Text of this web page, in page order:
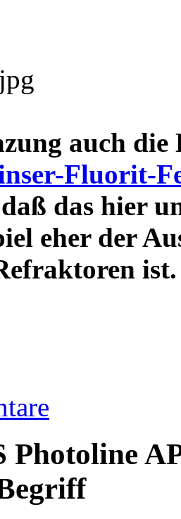
auch die
Fluorit-
das hier
eher der
Photoline